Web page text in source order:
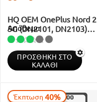
HQ OEM OnePlus Nord 2
5G (DN2101, DN2103)
Fluid Amoled LCD Display
Screen Assembly Οθόνη +
Touch Screen Digitizer
Μηχανισμός Αφής Black
Απόθεμα
ΠΡΟΣΘΉΚΗ ΣΤΟ
ΚΑΛΆΘΙ
Έκπτωση 40%